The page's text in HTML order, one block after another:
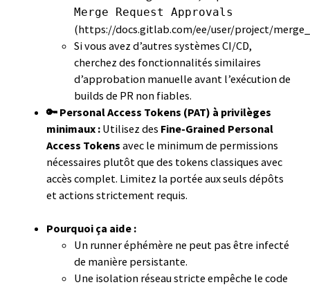
Merge Request Approvals
(https://docs.gitlab.com/ee/user/project/
Si vous avez d’autres systèmes CI/CD,
cherchez des fonctionnalités similaires
d’approbation manuelle avant l’exécution de
builds de PR non fiables.
🔑 Personal Access Tokens (PAT) à privilèges
minimaux : Utilisez des Fine-Grained Personal
Access Tokens avec le minimum de permissions
nécessaires plutôt que des tokens classiques avec
accès complet. Limitez la portée aux seuls dépôts
et actions strictement requis.
Pourquoi ça aide :
Un runner éphémère ne peut pas être infecté
de manière persistante.
Une isolation réseau stricte empêche le code